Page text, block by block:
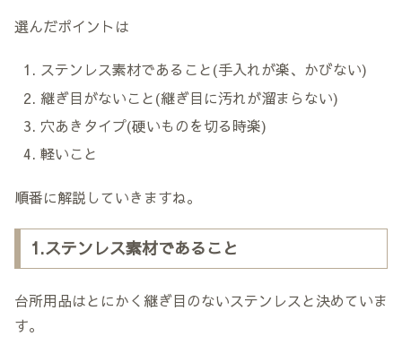
選んだポイントは
ステンレス素材であること(手入れが楽、かびない)
継ぎ目がないこと(継ぎ目に汚れが溜まらない)
穴あきタイプ(硬いものを切る時楽)
軽いこと
順番に解説していきますね。
1.ステンレス素材であること
台所用品はとにかく継ぎ目のないステンレスと決めていま
す。